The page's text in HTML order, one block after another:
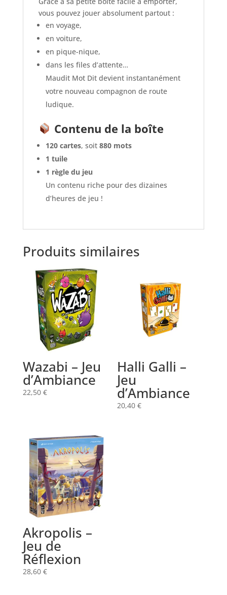
vous pouvez jouer absolument partout :
en voyage,
en voiture,
en pique-nique,
dans les files d’attente…
Maudit Mot Dit devient instantanément
votre nouveau compagnon de route
ludique.
Contenu de la boîte
120 cartes, soit 880 mots
1 tuile
1 règle du jeu
Un contenu riche pour des dizaines
d’heures de jeu !
Produits similaires
Wazabi – Jeu
d’Ambiance
22,50 €
Halli Galli –
Jeu
d’Ambiance
20,40€
Akropolis –
Jeu de
Réflexion
28,60 €